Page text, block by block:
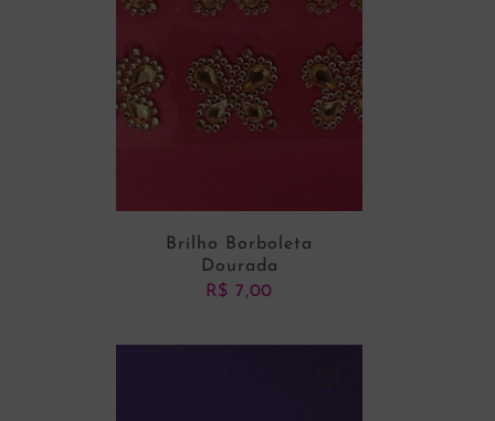
Brilho Borboleta
Dourada
R$ 7,00